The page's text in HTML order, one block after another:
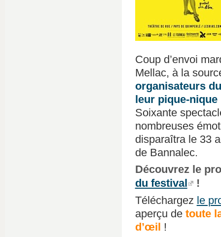
Coup d’envoi
Mellac, à la
organisateurs
leur pique-nique
Soixante
nombreuses
disparaîtra le 33
de Bannalec.
Découvrez le
du festival
!
Téléchargez le
aperçu de toute
d’œil !